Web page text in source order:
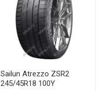
Sailun Atrezzo ZSR2
245/45R18 100Y